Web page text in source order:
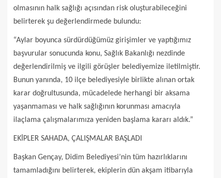
olmasının halk sağlığı açısından risk oluşturabileceğini
belirterek şu değerlendirmede bulundu:
“Aylar boyunca sürdürdüğümüz girişimler ve yaptığımız
başvurular sonucunda konu, Sağlık Bakanlığı nezdinde
değerlendirilmiş ve ilgili görüşler belediyemize iletilmiştir.
Bunun yanında, 10 ilçe belediyesiyle birlikte alınan ortak
karar doğrultusunda, mücadelede herhangi bir aksama
yaşanmaması ve halk sağlığının korunması amacıyla
ilaçlama çalışmalarımıza yeniden başlama kararı aldık.”
EKİPLER SAHADA, ÇALIŞMALAR BAŞLADI
Başkan Gençay, Didim Belediyesi’nin tüm hazırlıklarını
tamamladığını belirterek, ekiplerin dün akşam itibarıyla